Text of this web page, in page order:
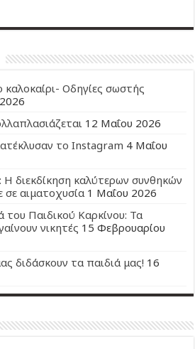
Οδηγίες σωστής
12 Μαΐου 2026
το Instagram 4 Μαΐου
διεκδίκηση καλύτερων συνθηκών
σε αιματοχυσία 1 Μαΐου 2026
Παιδικού Καρκίνου: Τα
νικητές 15 Φεβρουαρίου
διδάσκουν τα παιδιά μας! 16